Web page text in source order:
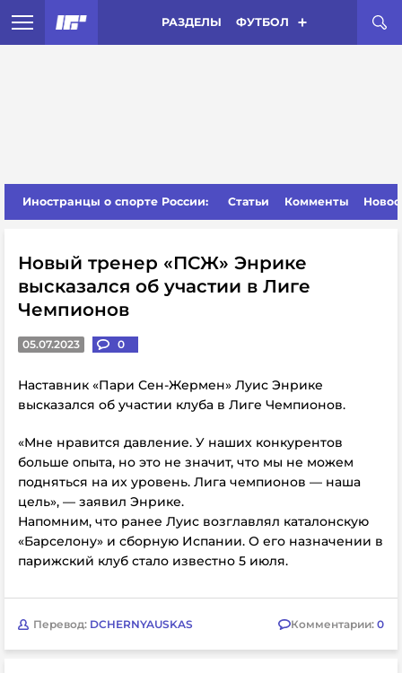
РАЗДЕЛЫ ФУТБОЛ
Иностранцы о спорте России: Статьи Комменты
Новый тренер «ПСЖ» Энрике
высказался об участии в Лиге
Чемпионов
05.07.2023 0
Наставник «Пари Сен-Жермен» Луис Энрике
высказался об участии клуба в Лиге Чемпионов.
«Мне нравится давление. У наших конкурентов
больше опыта, но это не значит, что мы не можем
подняться на их уровень. Лига чемпионов — наша
цель», — заявил Энрике.
Напомним, что ранее Луис возглавлял каталонскую
«Барселону» и сборную Испании. О его назначении в
парижский клуб стало известно 5 июля.
Перевод: DCHERNYAUSKAS Комментарии: 0